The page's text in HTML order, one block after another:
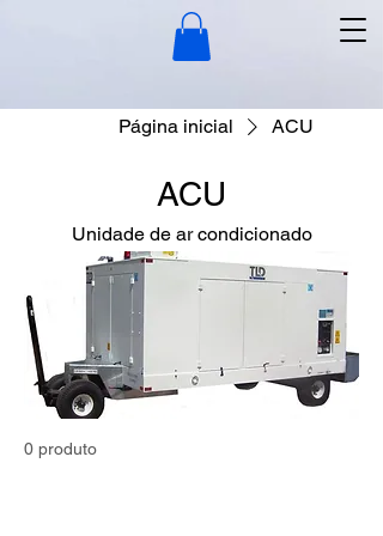
Página inicial ACU
ACU
Unidade de ar condicionado
0 produto